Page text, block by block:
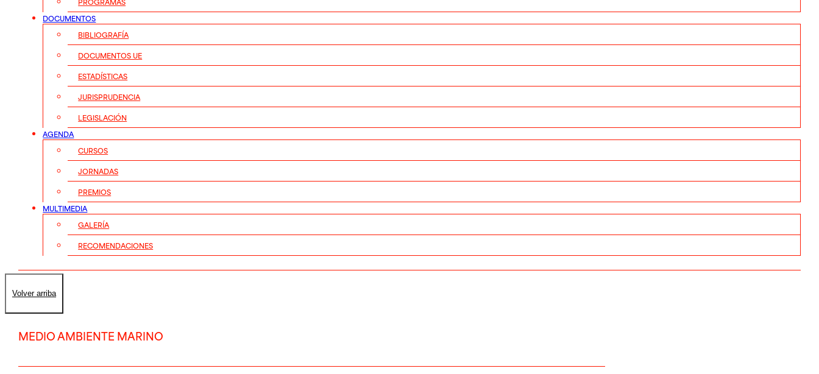
DOCUMENTOS
BIBLIOGRAFÍA
DOCUMENTOS UE
ESTADÍSTICAS
JURISPRUDENCIA
LEGISLACIÓN
AGENDA
CURSOS
JORNADAS
PREMIOS
MULTIMEDIA
GALERÍA
RECOMENDACIONES
Volver arriba
MEDIO AMBIENTE MARINO